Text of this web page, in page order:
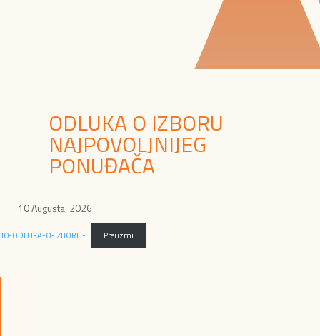
ODLUKA O IZBORU
NAJPOVOLJNIJEG
PONUĐAČA
10 Augusta, 2026
10-ODLUKA-O-IZBORU- Preuzmi